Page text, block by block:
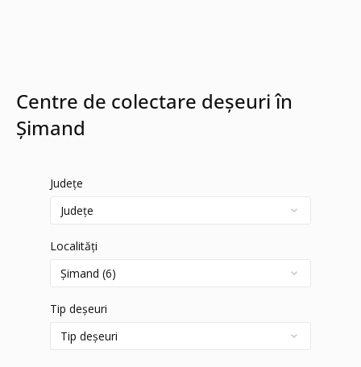
Centre de colectare deșeuri în
Șimand
Județe
Localități
Tip deșeuri